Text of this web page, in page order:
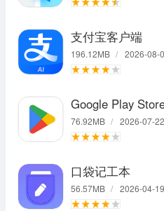
支付宝客户端
196.12MB / 2026-08-
Google Play
76.92MB / 2026-07-22
口袋记工本
56.57MB / 2026-04-19